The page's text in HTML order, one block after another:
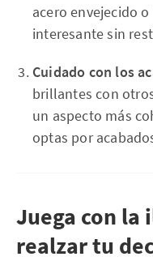
acero envejecido
interesante sin
Cuidado con los
brillantes con
un aspecto más
optas por
Juega con la
realzar tu